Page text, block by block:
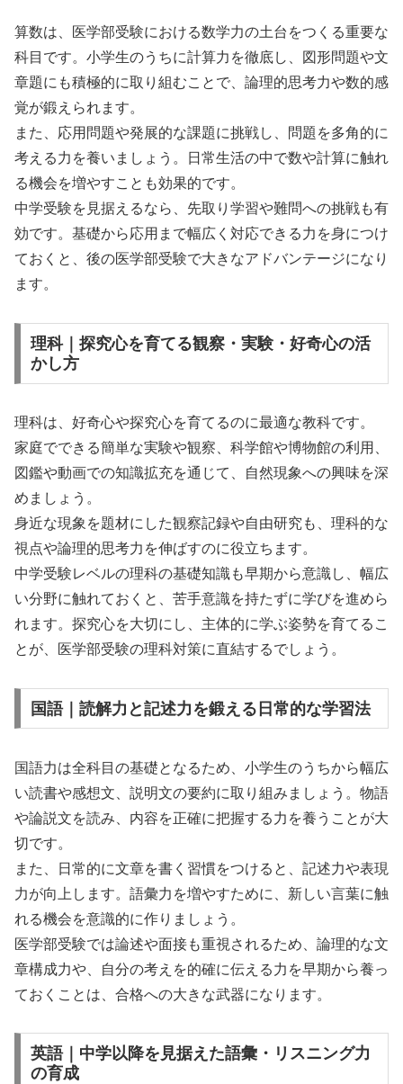
算数は、医学部受験における数学力の土台をつくる重要な
科目です。小学生のうちに計算力を徹底し、図形問題や文
章題にも積極的に取り組むことで、論理的思考力や数的感
覚が鍛えられます。
また、応用問題や発展的な課題に挑戦し、問題を多角的に
考える力を養いましょう。日常生活の中で数や計算に触れ
る機会を増やすことも効果的です。
中学受験を見据えるなら、先取り学習や難問への挑戦も有
効です。基礎から応用まで幅広く対応できる力を身につけ
ておくと、後の医学部受験で大きなアドバンテージになり
ます。
理科｜探究心を育てる観察・実験・好奇心の活
かし方
理科は、好奇心や探究心を育てるのに最適な教科です。
家庭でできる簡単な実験や観察、科学館や博物館の利用、
図鑑や動画での知識拡充を通じて、自然現象への興味を深
めましょう。
身近な現象を題材にした観察記録や自由研究も、理科的な
視点や論理的思考力を伸ばすのに役立ちます。
中学受験レベルの理科の基礎知識も早期から意識し、幅広
い分野に触れておくと、苦手意識を持たずに学びを進めら
れます。探究心を大切にし、主体的に学ぶ姿勢を育てるこ
とが、医学部受験の理科対策に直結するでしょう。
国語｜読解力と記述力を鍛える日常的な学習法
国語力は全科目の基礎となるため、小学生のうちから幅広
い読書や感想文、説明文の要約に取り組みましょう。物語
や論説文を読み、内容を正確に把握する力を養うことが大
切です。
また、日常的に文章を書く習慣をつけると、記述力や表現
力が向上します。語彙力を増やすために、新しい言葉に触
れる機会を意識的に作りましょう。
医学部受験では論述や面接も重視されるため、論理的な文
章構成力や、自分の考えを的確に伝える力を早期から養っ
ておくことは、合格への大きな武器になります。
英語｜中学以降を見据えた語彙・リスニング力
の育成